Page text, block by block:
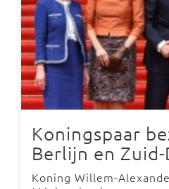
Koningspaar
Berlijn en
Koning Willem-